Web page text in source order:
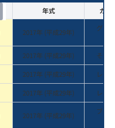
年式 カラ
2017年 (平成29年)
グリ
2017年 (平成29年)
その他
2017年 (平成29年)
レッド
2017年 (平成29年) レッド
2017年 (平成29年)
ブラ